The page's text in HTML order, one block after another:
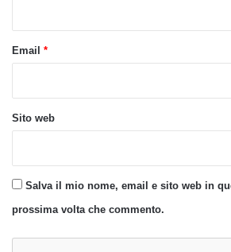
Email *
Sito web
Salva il mio nome, email e sito web in
prossima volta che commento.